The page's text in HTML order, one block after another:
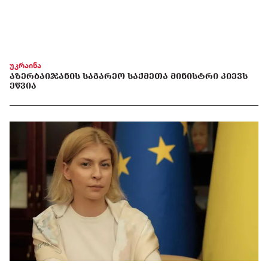
უკრაინა
ᲐᲖᲔᲠᲑᲐᲘᲯᲐᲜᲘᲡ ᲡᲐᲒᲐᲠᲔᲝ ᲡᲐᲥᲛᲔᲗᲐ ᲛᲘᲜᲘᲡᲢᲠᲘ ᲙᲘᲔᲕᲡ
ᲔᲬᲕᲘᲐ